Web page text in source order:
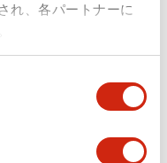
れ、各パートナーに
台
リーズの端子台極数をご